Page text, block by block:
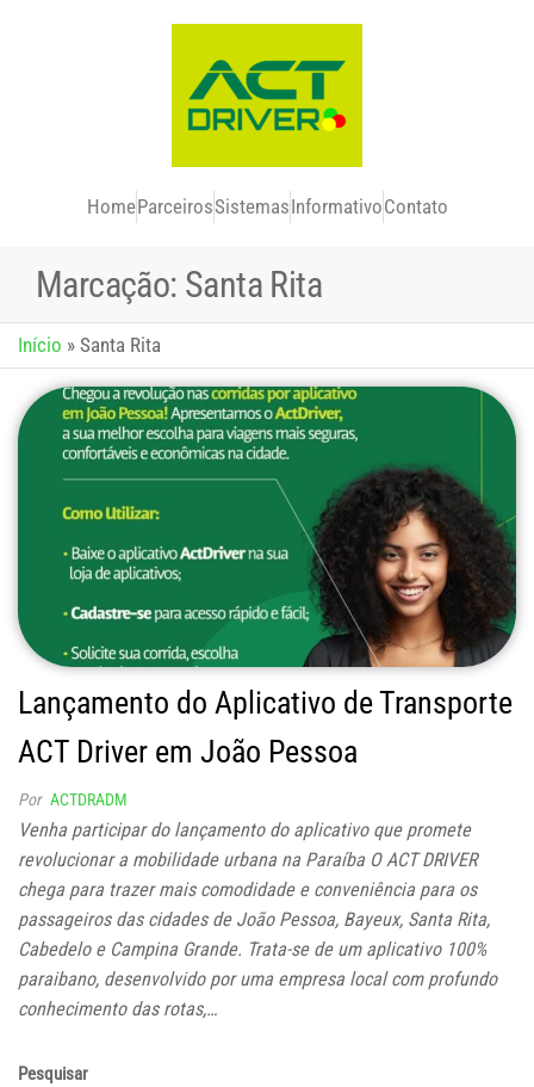
HomeParceirosSistemasInformativoContato
Marcação: Santa Rita
Início » Santa Rita
Lançamento do Aplicativo de Transporte
ACT Driver em João Pessoa
Por ACTDRADM
Venha participar do lançamento do aplicativo que promete
revolucionar a mobilidade urbana na Paraíba O ACT DRIVER
chega para trazer mais comodidade e conveniência para os
passageiros das cidades de João Pessoa, Bayeux, Santa Rita,
Cabedelo e Campina Grande. Trata-se de um aplicativo 100%
paraibano, desenvolvido por uma empresa local com profundo
conhecimento das rotas,…
Pesquisar